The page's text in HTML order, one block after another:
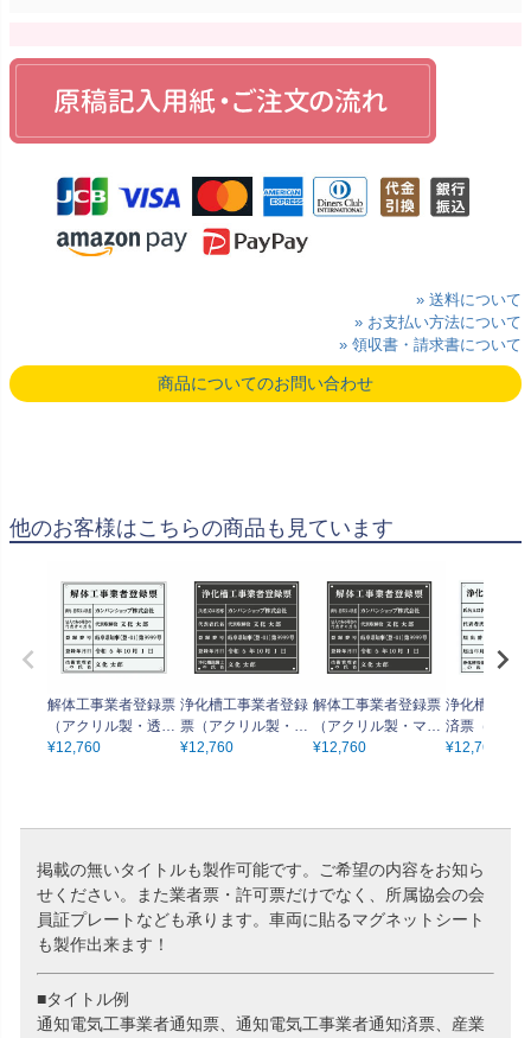
» 送料について
» お支払い方法について
» 領収書・請求書について
商品についてのお問い合わせ
他のお客様はこちらの商品も見ています
解体工事業者登録票
（アクリル製・透明
マット）法令規定サ
票プレート
¥12,760
浄化槽工事業者登録
票（アクリル製・マ
ットブラック）法令
な許可票プレート
¥12,760
解体工事業者登録票
（アクリル製・マッ
トブラック）法令規
な許可票プレート
¥12,760
浄化槽工事
済票（アク
透明マット
な許可票プ
¥12,760
掲載の無いタイトルも製作可能です。ご希望の内容をお知ら
せください。また業者票・許可票だけでなく、所属協会の会
員証プレートなども承ります。車両に貼るマグネットシート
も製作出来ます！
■タイトル例
通知電気工事業者通知票、通知電気工事業者通知済票、産業